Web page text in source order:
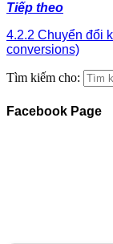
Tiếp theo
4.2.2 Chuyển đổi
conversions)
Tìm kiếm cho:
Facebook Page